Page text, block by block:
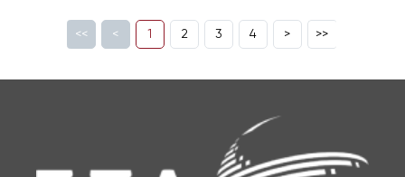
<< < 1 2 3 4 > >>